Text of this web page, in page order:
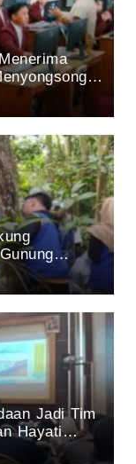
dan
tim KEHATI
Jadi Tim
Hayati